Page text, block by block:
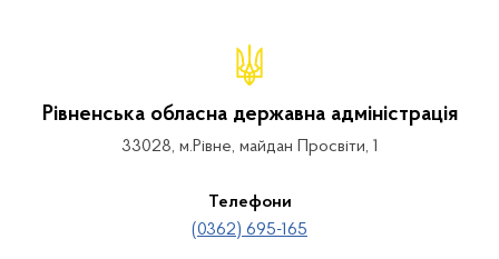
Рівненська обласна державна адміністрація
33028, м.Рівне, майдан Просвіти, 1
Телефони
(0362) 695-165